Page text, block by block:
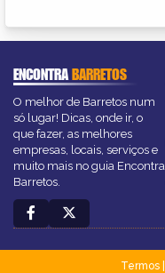
ENCONTRABARRETOS
O melhor de Barretos num
só lugar! Dicas, onde ir, o
que fazer, as melhores
empresas, locais, serviços e
muito mais no guia Encontra
Barretos.
Termos|